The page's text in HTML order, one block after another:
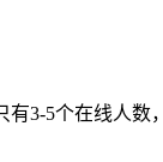
3-5个在线人数